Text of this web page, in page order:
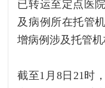
已转运至定点医
及病例所在托管
增病例涉及托管机
截至1月8日21时